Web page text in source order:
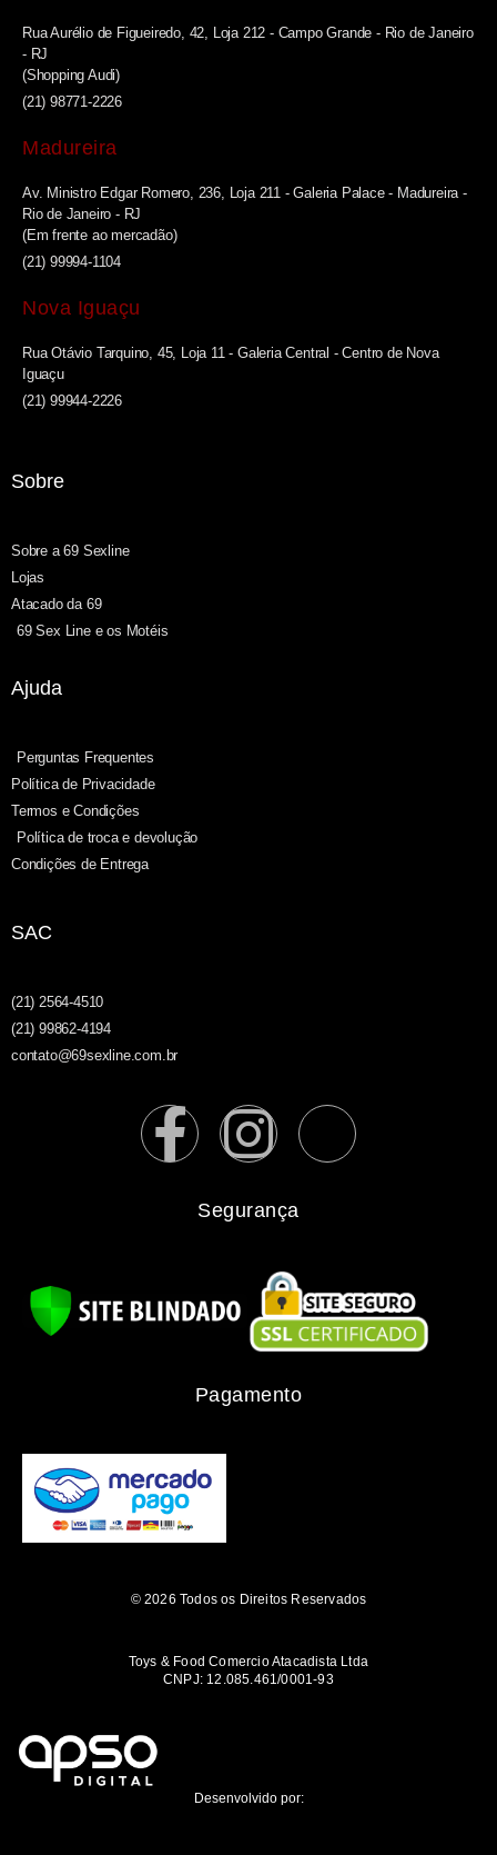
Rua Aurélio de Figueiredo, 42, Loja 212 - Campo Grande - Rio de Janeiro
- RJ
(Shopping Audi)
(21) 98771-2226
Madureira
Av. Ministro Edgar Romero, 236, Loja 211 - Galeria Palace - Madureira -
Rio de Janeiro - RJ
(Em frente ao mercadão)
(21) 99994-1104
Nova Iguaçu
Rua Otávio Tarquino, 45, Loja 11 - Galeria Central - Centro de Nova
Iguaçu
(21) 99944-2226
Sobre
Sobre a 69 Sexline
Lojas
Atacado da 69
69 Sex Line e os Motéis
Ajuda
Perguntas Frequentes
Política de Privacidade
Termos e Condições
Política de troca e devolução
Condições de Entrega
SAC
(21) 2564-4510
(21) 99862-4194
contato@69sexline.com.br
Segurança
Pagamento
© 2026 Todos os Direitos Reservados
Toys & Food Comercio Atacadista Ltda
CNPJ: 12.085.461/0001-93
Desenvolvido por: